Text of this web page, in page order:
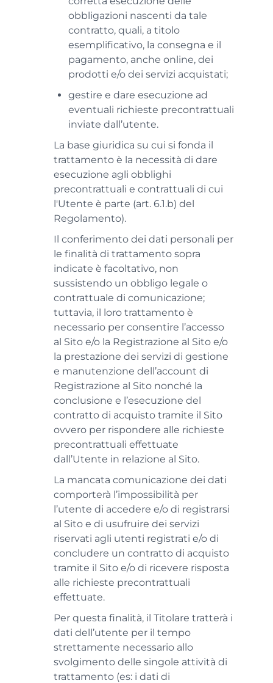
obbligazioni nascenti da tale
contratto, quali, a titolo
esemplificativo, la consegna e il
pagamento, anche online, dei
prodotti e/o dei servizi acquistati;
gestire e dare esecuzione ad
eventuali richieste precontrattuali
inviate dall’utente.
La base giuridica su cui si fonda il
trattamento è la necessità di dare
esecuzione agli obblighi
precontrattuali e contrattuali di cui
l'Utente è parte (art. 6.1.b) del
Regolamento).
Il conferimento dei dati personali per
le finalità di trattamento sopra
indicate è facoltativo, non
sussistendo un obbligo legale o
contrattuale di comunicazione;
tuttavia, il loro trattamento è
necessario per consentire l’accesso
al Sito e/o la Registrazione al Sito e/o
la prestazione dei servizi di gestione
e manutenzione dell’account di
Registrazione al Sito nonché la
conclusione e l’esecuzione del
contratto di acquisto tramite il Sito
ovvero per rispondere alle richieste
precontrattuali effettuate
dall’Utente in relazione al Sito.
La mancata comunicazione dei dati
comporterà l’impossibilità per
l’utente di accedere e/o di registrarsi
al Sito e di usufruire dei servizi
riservati agli utenti registrati e/o di
concludere un contratto di acquisto
tramite il Sito e/o di ricevere risposta
alle richieste precontrattuali
effettuate.
Per questa finalità, il Titolare tratterà i
dati dell’utente per il tempo
strettamente necessario allo
svolgimento delle singole attività di
trattamento (es: i dati di